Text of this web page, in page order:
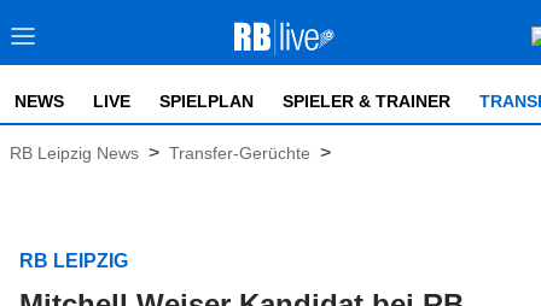
NEWS LIVE SPIELPLAN SPIELER & TRAINER
RB Leipzig News > Transfer-Gerüchte >
RB LEIPZIG